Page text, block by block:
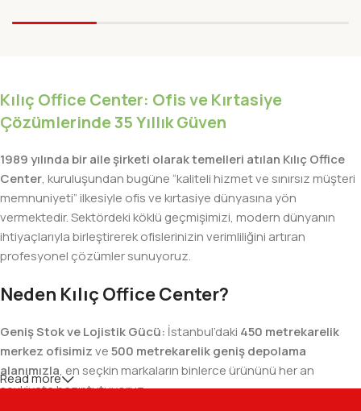
Kılıç Office Center: Ofis ve Kırtasiye
Çözümlerinde 35 Yıllık Güven
1989 yılında bir aile şirketi olarak temelleri atılan Kılıç Office
Center, kuruluşundan bugüne “kaliteli hizmet ve sınırsız müşteri
memnuniyeti” ilkesiyle ofis ve kırtasiye dünyasına yön
vermektedir. Sektördeki köklü geçmişimizi, modern dünyanın
ihtiyaçlarıyla birleştirerek ofislerinizin verimliliğini artıran
profesyonel çözümler sunuyoruz.
Neden Kılıç Office Center?
Geniş Stok ve Lojistik Gücü: İstanbul’daki 450 metrekarelik
merkez ofisimizve500 metrekarelik geniş depolama
alanımızla, en seçkin markaların binlerce ürününü her an
sevkiyata hazır tutuyoruz.
Read more